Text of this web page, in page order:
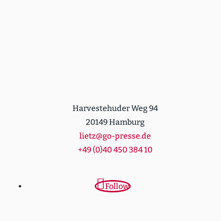
Harvestehuder Weg 94
20149 Hamburg
lietz@go-presse.de
+49 (0)40 450 384 10
Follow